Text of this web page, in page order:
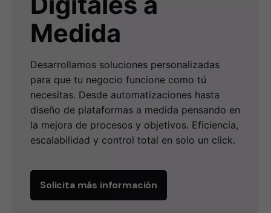
Medida
Desarrollamos soluciones personalizadas
para que tu negocio funcione como tú
necesitas. Desde automatizaciones hasta
diseño de plataformas a medida pensando en
la mejora de procesos y objetivos. Eficiencia,
escalabilidad y control total en solo un click.
Solicita más información